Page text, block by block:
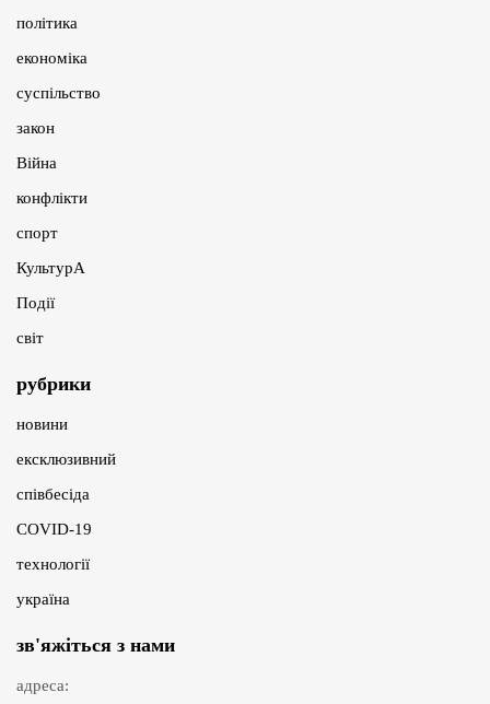
політика
економіка
суспільство
закон
Війна
конфлікти
спорт
КультурА
Події
світ
рубрики
новини
ексклюзивний
співбесіда
COVID-19
технології
україна
зв'яжіться з нами
адреса: